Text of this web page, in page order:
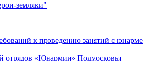
земляки"
к проведению занятий с
отрядов «Юнармии» Подмосковья